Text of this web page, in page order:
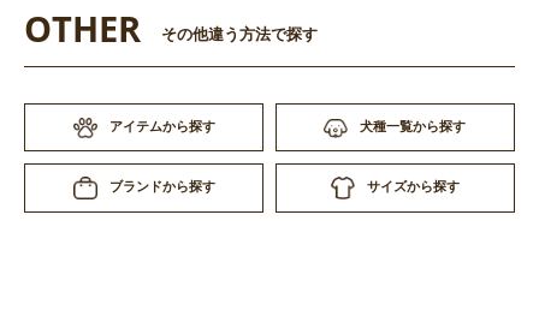
OTHER その他違う方法で探す
アイテムから探す 犬種一覧から探す
ブランドから探す サイズから探す